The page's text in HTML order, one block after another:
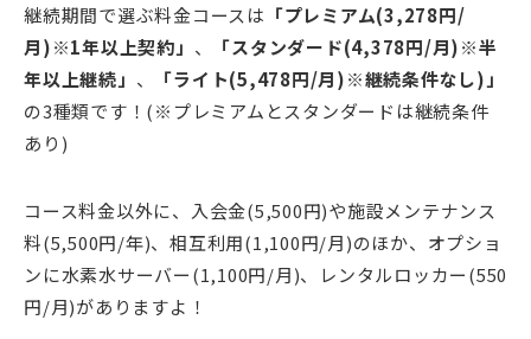
継続期間で選ぶ料金コースは 「プレミアム(3,278円/
月)※1年以上契約」 、
「スタンダード(4,378円/月)※半
年以上継続」 、
「ライト(5,478円/月)※継続条件なし)」
の3種類です！(※プレミアムとスタンダードは継続条件
あり)
コース料金以外に、入会金(5,500円)や施設メンテナンス
料(5,500円/年)、相互利用(1,100円/月)のほか、オプショ
ンに水素水サーバー(1,100円/月)、レンタルロッカー(550
円/月)がありますよ！